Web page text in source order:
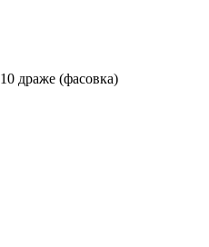
10 драже (фасовка)